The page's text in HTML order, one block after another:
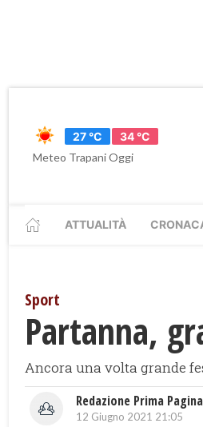
27 °C
34 °C
Meteo Trapani Oggi
ATTUALITÀ
Sport
Partanna,
Ancora una volta grande
Redazione Prima
12 Giugno 2021 21:05